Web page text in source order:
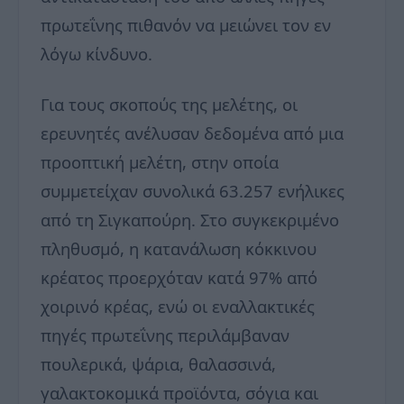
πρωτεΐνης πιθανόν να μειώνει τον εν
λόγω κίνδυνο.
Για τους σκοπούς της μελέτης, οι
ερευνητές ανέλυσαν δεδομένα από μια
προοπτική μελέτη, στην οποία
συμμετείχαν συνολικά 63.257 ενήλικες
από τη Σιγκαπούρη. Στο συγκεκριμένο
πληθυσμό, η κατανάλωση κόκκινου
κρέατος προερχόταν κατά 97% από
χοιρινό κρέας, ενώ οι εναλλακτικές
πηγές πρωτεΐνης περιλάμβαναν
πουλερικά, ψάρια, θαλασσινά,
γαλακτοκομικά προϊόντα, σόγια και